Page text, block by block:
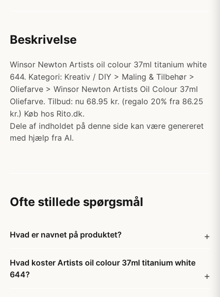
Beskrivelse
Winsor Newton Artists oil colour 37ml titanium white
644. Kategori: Kreativ / DIY > Maling & Tilbehør >
Oliefarve > Winsor Newton Artists Oil Colour 37ml
Oliefarve. Tilbud: nu 68.95 kr. (regalo 20% fra 86.25
kr.) Køb hos Rito.dk.
Dele af indholdet på denne side kan være genereret
med hjælp fra AI.
Ofte stillede spørgsmål
Hvad er navnet på produktet?
Hvad koster Artists oil colour 37ml titanium white
644?